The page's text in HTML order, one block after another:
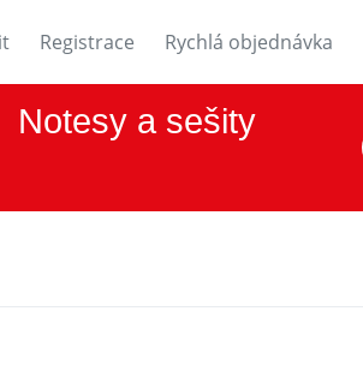
Registrace Rychlá objednávka
Notesy a sešity